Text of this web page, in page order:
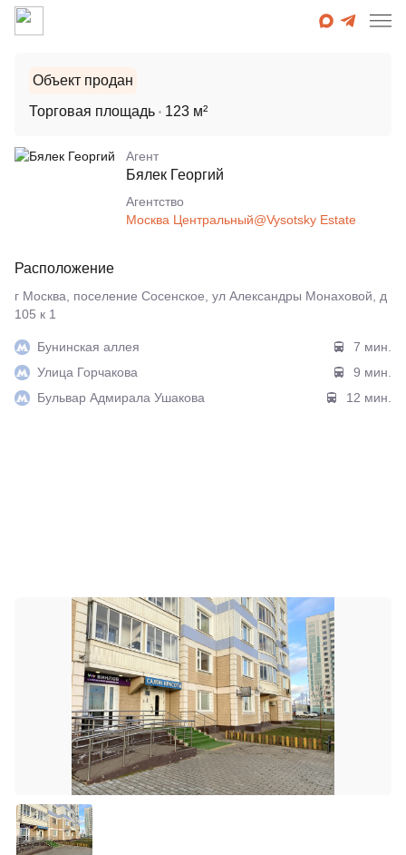
Объект продан
Торговая площадь
123 м²
Агент
Бялек Георгий
Агентcтво
Москва Центральный@Vysotsky Estate
Расположение
г Москва, поселение Сосенское, ул Александры Монаховой, д
105 к 1
Бунинская аллея
7 мин.
Улица Горчакова
9 мин.
Бульвар Адмирала Ушакова
12 мин.